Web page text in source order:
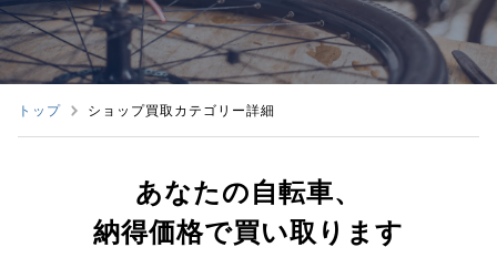
トップ ショップ買取カテゴリー詳細
あなたの自転車、
納得価格で買い取ります